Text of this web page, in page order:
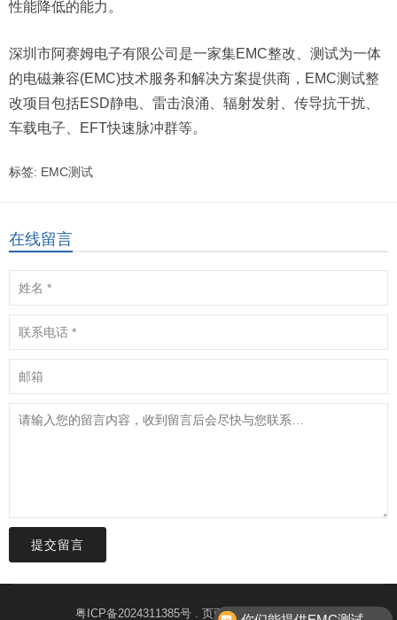
性能降低的能力。
深圳市阿赛姆电子有限公司是一家集EMC整改、测试为一体
的电磁兼容(EMC)技术服务和解决方案提供商，EMC测试整
改项目包括ESD静电、雷击浪涌、辐射发射、传导抗干扰、
车载电子、EFT快速脉冲群等。
标签: EMC测试
在线留言
提交留言
粤ICP备2024311385号 . 页面生成时间：0.824秒